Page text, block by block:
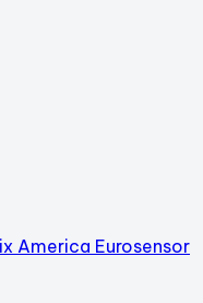
America Eurosensor